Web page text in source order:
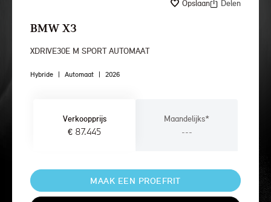
Opslaan Delen
BMW X3
XDRIVE30E M SPORT AUTOMAAT
Hybride | Automaat | 2026
Verkoopprijs
€ 87.445
Maandelijks*
---
MAAK EEN PROEFRIT